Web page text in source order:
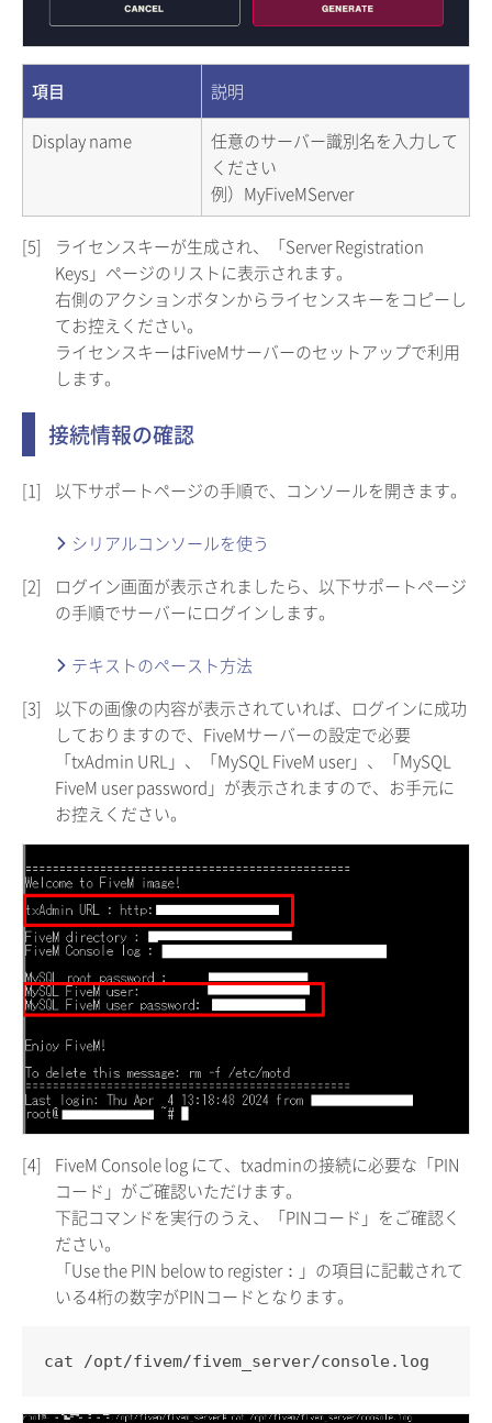
項目 説明
Display name
任意のサーバー識別名を入力して
ください
例）MyFiveMServer
[5]
ライセンスキーが生成され、「Server Registration
Keys」ページのリストに表示されます。
右側のアクションボタンからライセンスキーをコピーし
てお控えください。
ライセンスキーはFiveMサーバーのセットアップで利用
します。
接続情報の確認
[1] 以下サポートページの手順で、コンソールを開きます。
シリアルコンソールを使う
[2]
ログイン画面が表示されましたら、以下サポートページ
の手順でサーバーにログインします。
テキストのペースト方法
[3]
以下の画像の内容が表示されていれば、ログインに成功
しておりますので、FiveMサーバーの設定で必要
「txAdmin URL」、「MySQL FiveM user」、「MySQL
FiveM user password」が表示されますので、お手元に
お控えください。
[4]
FiveM Console log にて、txadminの接続に必要な「PIN
コード」がご確認いただけます。
下記コマンドを実行のうえ、「PINコード」をご確認く
ださい。
「Use the PIN below to register：」の項目に記載されて
いる4桁の数字がPINコードとなります。
cat /opt/fivem/fivem_server/console.log